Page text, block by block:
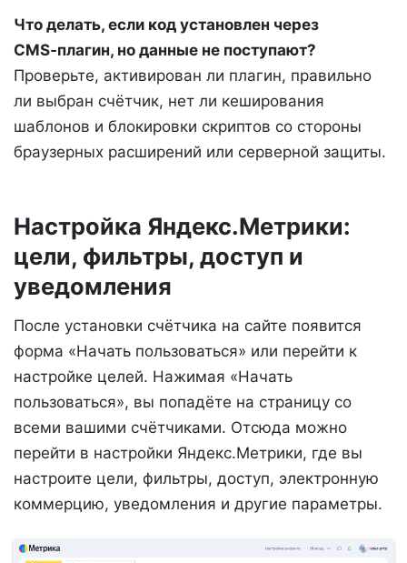
Что делать, если код установлен через
CMS‑плагин, но данные не поступают?
Проверьте, активирован ли плагин, правильно
ли выбран счётчик, нет ли кеширования
шаблонов и блокировки скриптов со стороны
браузерных расширений или серверной защиты.
Настройка Яндекс.Метрики:
цели, фильтры, доступ и
уведомления
После установки счётчика на сайте появится
форма «Начать пользоваться» или перейти к
настройке целей. Нажимая «Начать
пользоваться», вы попадёте на страницу со
всеми вашими счётчиками. Отсюда можно
перейти в настройки Яндекс.Метрики, где вы
настроите цели, фильтры, доступ, электронную
коммерцию, уведомления и другие параметры.